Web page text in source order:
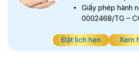
Giấy phép hành
0002468/TG –
Đặt lịch hẹn Xem